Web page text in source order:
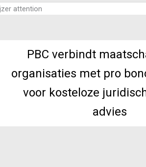
PBC verbindt
organisaties met pro
voor kosteloze
advies